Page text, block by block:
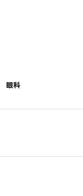
眼科